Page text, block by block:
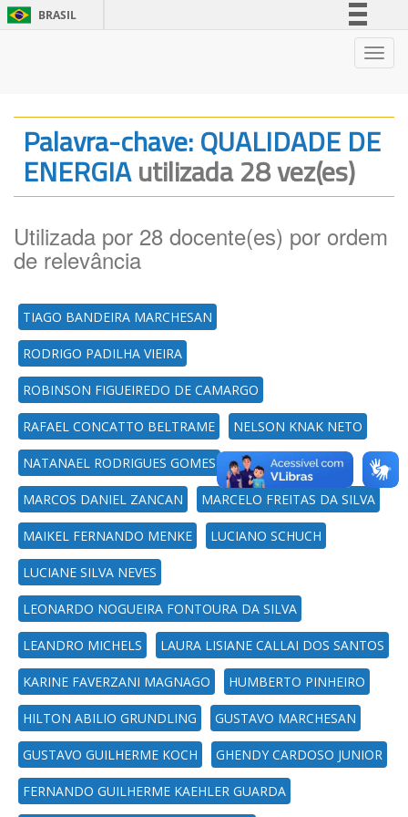
BRASIL
Legislação
Canais
Palavra-chave: QUALIDADE DE
ENERGIAutilizada 28 vez(es)
Utilizada por 28 docente(es) por ordem
de relevância
TIAGO BANDEIRA MARCHESAN
RODRIGO PADILHA VIEIRA
ROBINSON FIGUEIREDO DE CAMARGO
RAFAEL CONCATTO BELTRAME NELSON KNAK NETO
NATANAEL RODRIGUES GOMES
MARCOS DANIEL ZANCAN MARCELO FREITAS DA SILVA
MAIKEL FERNANDO MENKE LUCIANO SCHUCH
LUCIANE SILVA NEVES
LEONARDO NOGUEIRA FONTOURA DA SILVA
LEANDRO MICHELS LAURA LISIANE CALLAI DOS SANTOS
KARINE FAVERZANI MAGNAGO HUMBERTO PINHEIRO
HILTON ABILIO GRUNDLING GUSTAVO MARCHESAN
GUSTAVO GUILHERME KOCH GHENDY CARDOSO JUNIOR
FERNANDO GUILHERME KAEHLER GUARDA